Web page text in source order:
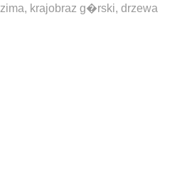
zima, krajobraz g�rski, drzewa